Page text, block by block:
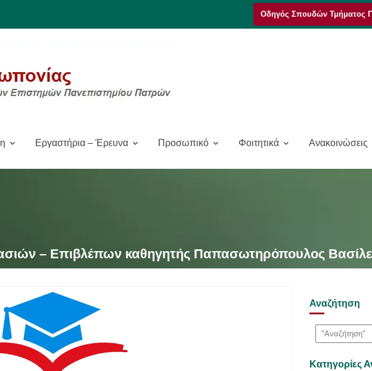
Οδηγός Σπουδών Τμήματος
Εργαστήρια – Έρευνα Προσωπικό Φοιτητικά Ανακοινώσεις
– Επιβλέπων καθηγητής Παπασωτηρόπουλος
Αναζήτηση
Κατηγορίες